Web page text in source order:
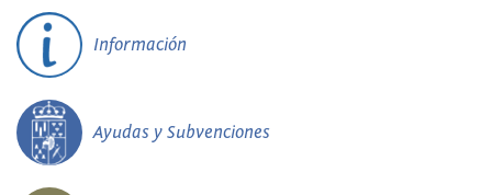
Información
Ayudas y Subvenciones